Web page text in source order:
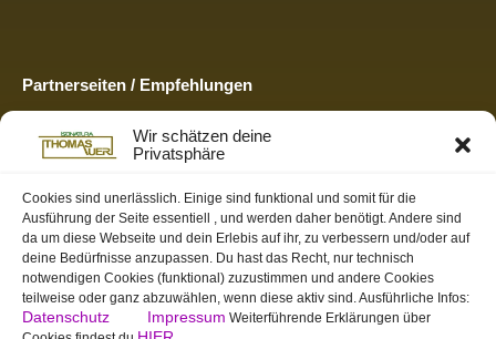
Wir schätzen deine
Privatsphäre
Cookies sind unerlässlich. Einige sind funktional und somit für die
Ausführung der Seite essentiell , und werden daher benötigt. Andere sind
da um diese Webseite und dein Erlebis auf ihr, zu verbessern und/oder auf
deine Bedürfnisse anzupassen. Du hast das Recht, nur technisch
notwendigen Cookies (funktional) zuzustimmen und andere Cookies
teilweise oder ganz abzuwählen, wenn diese aktiv sind. Ausführliche Infos:
Datenschutz Impressum Weiterführende Erklärungen über
Partnerseiten / Empfehlungen
Massagen und Kosmetik. Gönnen Sie sich was Gutes.
Ihr Partner für zukunftsorientierte Informatik
Swiss-skymodel
opens your eyes
St. Gallen Info
Dein Tor zur Ostschweiz